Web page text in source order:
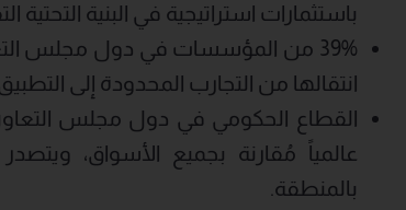
باستثمارات استراتيجية في البنية التحتية
39% من المؤسسات في دول مجلس
انتقالها من التجارب المحدودة إلى
القطاع الحكومي في دول مجلس
عالمياً مُقارنة بجميع الأسواق،
بالمنطقة.